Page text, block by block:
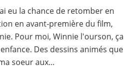
eu la chance de retomber en
en avant-première du film,
Pour moi, Winnie l'ourson, ça
Des dessins animés que
soeur aux...